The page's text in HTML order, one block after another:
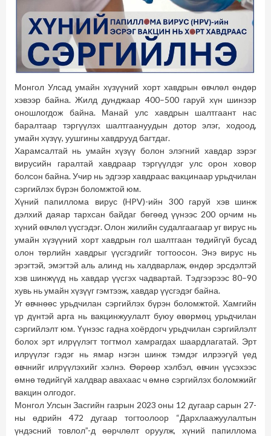
Монгол Улсад умайн хүзүүний хорт хавдрын өвчлөл өндөр
хэвээр байна. Жилд дунджаар 400–500 гаруй хүн шинээр
оношлогдож байна. Манай улс хавдрын шалтгаант нас
баралтаар тэргүүлэх шалтгаануудын дотор элэг, ходоод,
умайн хүзүү, уушгины хавдрууд багтдаг.
Харамсалтай нь умайн хүзүү болон элэгний хавдар зэрэг
вирусийн гаралтай хавдраар тэргүүлдэг улс орон ховор
болсон байна. Учир нь эдгээр хавдраас вакцинаар урьдчилан
сэргийлэх бүрэн боломжтой юм.
Хүний папиллома вирус (HPV)-ийн 300 гаруй хэв шинж
дэлхий даяар тархсан байдаг бөгөөд үүнээс 200 орчим нь
хүний өвчлөл үүсгэдэг. Олон жилийн судалгаагаар уг вирус нь
умайн хүзүүний хорт хавдрын гол шалтгаан төдийгүй бусад
олон төрлийн хавдрыг үүсгэдгийг тогтоосон. Энэ вирус нь
эрэгтэй, эмэгтэй аль алинд нь халдварлаж, өндөр эрсдэлтэй
хэв шинжүүд нь хавдар үүсгэх чадвартай. Тэдгээрээс 80–90
хувь нь умайн хүзүүг гэмтээж, хавдар үүсгэдэг байна.
Уг өвчнөөс урьдчилан сэргийлэх бүрэн боломжтой. Хамгийн
үр дүнтэй арга нь вакцинжуулалт буюу өвөрмөц урьдчилан
сэргийлэлт юм. Үүнээс гадна хоёрдогч урьдчилан сэргийлэлт
болох эрт илрүүлэгт тогтмол хамрагдах шаардлагатай. Эрт
илрүүлэг гэдэг нь ямар нэгэн шинж тэмдэг илрээгүй үед
өвчнийг илрүүлэхийг хэлнэ. Өөрөөр хэлбэл, өвчин үүсэхээс
өмнө төдийгүй халдвар авахаас ч өмнө сэргийлэх боломжийг
вакцин олгодог.
Монгол Улсын Засгийн газрын 2023 оны 12 дугаар сарын 27-
ны өдрийн 472 дугаар тогтоолоор “Дархлаажуулалтын
үндэсний товлол”-д өөрчлөлт оруулж, хүний папиллома